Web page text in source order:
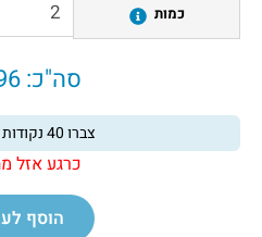
כמות
סה"כ:₪
צברו40
כרגע אזל
הוסף